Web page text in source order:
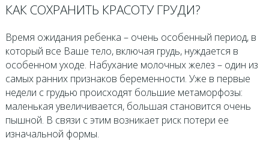
КАК СОХРАНИТЬ КРАСОТУ ГРУДИ?
Время ожидания ребенка – очень особенный период, в
который все Ваше тело, включая грудь, нуждается в
особенном уходе. Набухание молочных желез – один из
самых ранних признаков беременности. Уже в первые
недели с грудью происходят большие метаморфозы:
маленькая увеличивается, большая становится очень
пышной. В связи с этим возникает риск потери ее
изначальной формы.